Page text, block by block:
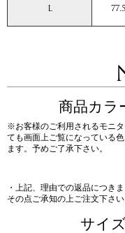
L 77.5
商品カラ
※お客様のご利用されるモニ
ても画面上ご覧になっている
ます。予めご了承下さい。
・上記、理由での返品につき
その点ご承知の上ご注文下さい
サイ